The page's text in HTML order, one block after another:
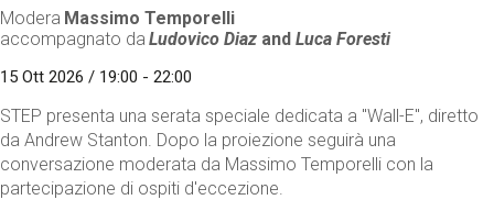
Modera Massimo Temporelli
accompagnato da Ludovico Diaz andLuca Foresti
15 Ott 2026 / 19:00 - 22:00
STEP presenta una serata speciale dedicata a "Wall-E", diretto
da Andrew Stanton. Dopo la proiezione seguirà una
conversazione moderata da Massimo Temporelli con la
partecipazione di ospiti d'eccezione.